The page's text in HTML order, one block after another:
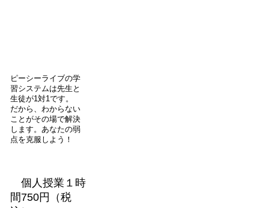
ピーシーライブの学
習システムは先生と
生徒が1対1です。
だから、わからない
ことがその場で解決
します。あなたの弱
点を克服しよう！
個人授業１時
間750円（税